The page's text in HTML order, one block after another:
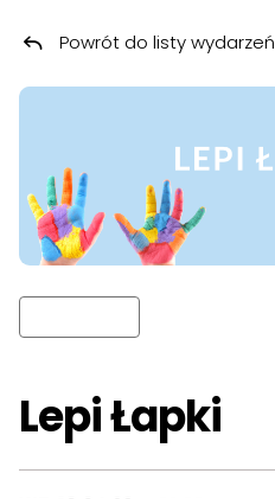
Przeskocz do treści
Lepi Łapki
Powrót do listy wydarzeń